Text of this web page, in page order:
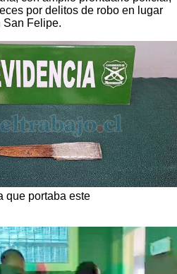
por delitos de robo en lugar
San Felipe.
que portaba este